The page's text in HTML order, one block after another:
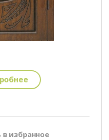
избранное